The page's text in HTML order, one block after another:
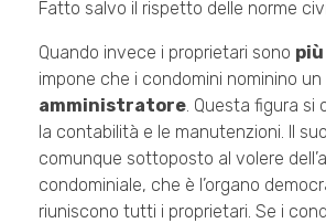
Fatto salvo il rispetto delle norme
Quando invece i proprietari sono più
impone che i condomini nominino un
amministratore . Questa figura
la contabilità e le manutenzioni. Il
comunque sottoposto al volere
condominiale, che è l’organo
riuniscono tutti i proprietari. Se i